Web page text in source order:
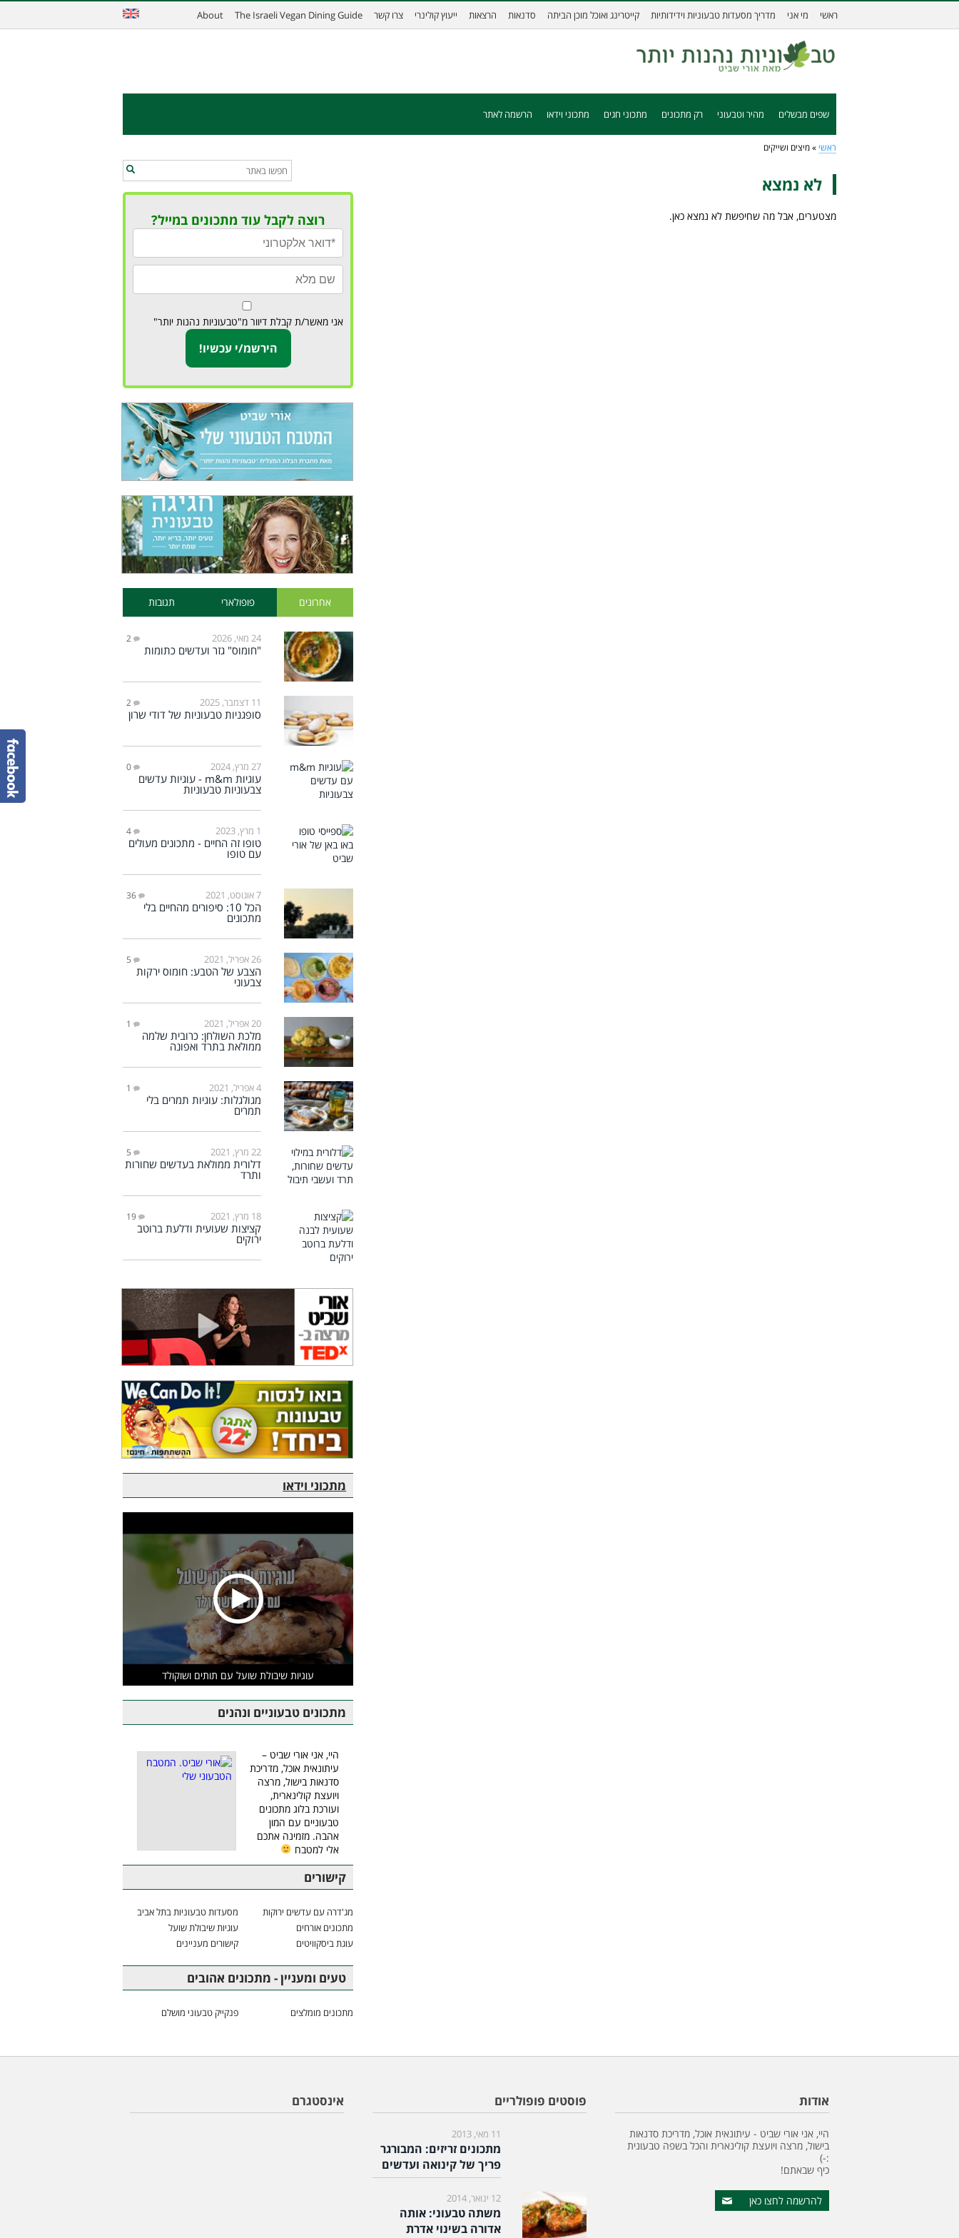
ראשי מי אני מדריך מסעדות טבעוניות וידידותיות קייטרינג ואוכל מוכן הביתה סדנאות הרצאות ייעוץ קולינרי צרו קשר The Israeli Vegan Dining Guide
About
שפים מבשלים מהיר וטבעוני רק מתכונים מתכוני חגים מתכוני וידאו הרשמה לאתר
ראשי » מיצים ושייקים
לא נמצא
מצטערים, אבל מה שחיפשת לא נמצא כאן. רוצה לקבל עוד מתכונים במייל?
אני מאשר/ת קבלת דיוור מ"טבעוניות נהנות יותר"
אחרונים פופולארי תגובות
24 מאי, 2026 2
"חומוס" גזר ועדשים כתומות
11 דצמבר, 2025 2
סופגניות טבעוניות של דודי שרון
27 מרץ, 2024 0
עוגיות m&m - עוגיות עדשים
צבעוניות טבעוניות
1 מרץ, 2023 4
טופו זה החיים - מתכונים מעולים
עם טופו
7 אוגוסט, 2021 36
הכל 10: סיפורים מהחיים בלי
מתכונים
26 אפריל, 2021 5
הצבע של הטבע: חומוס ירקות
צבעוני
20 אפריל, 2021 1
מלכת השולחן: כרובית שלמה
ממולאת בתרד ואפונה
4 אפריל, 2021 1
מגולגלות: עוגיות תמרים בלי
תמרים
22 מרץ, 2021 5
דלורית ממולאת בעדשים שחורות
ותרד
18 מרץ, 2021 19
קציצות שעועית ודלעת ברוטב
ירוקים
מתכוני וידאו
עוגיות שיבולת שועל עם תותים ושוקולד
מתכונים טבעוניים ונהנים
היי, אני אורי שביט –
עיתונאית אוכל, מדריכת
סדנאות בישול, מרצה
ויועצת קולינארית,
ועורכת בלוג מתכונים
טבעוניים עם המון
אהבה. מזמינה אתכם
אלי למטבח
קישורים
מג'דרה עם עדשים ירוקות
מסעדות טבעוניות בתל אביב
מתכונים אורחים
עוגיות שיבולת שועל
עוגת ביסקוויטים
קישורים מעניינים
טעים ומעניין - מתכונים אהובים
מתכונים מומלצים פנקייק טבעוני מושלם
אודות
היי, אני אורי שביט - עיתונאית אוכל, מדריכת סדנאות
בישול, מרצה ויועצת קולינארית והכל בשפה טבעונית
:-)
כיף שבאתם!
להרשמה לחצו כאן
פוסטים פופולריים
11 מאי, 2013
מתכונים זריזים: המבורגר
פריך של קינואה ועדשים
12 ינואר, 2014
משתה טבעוני: אותה
אדורה בשינוי אדרת
אינסטגרם